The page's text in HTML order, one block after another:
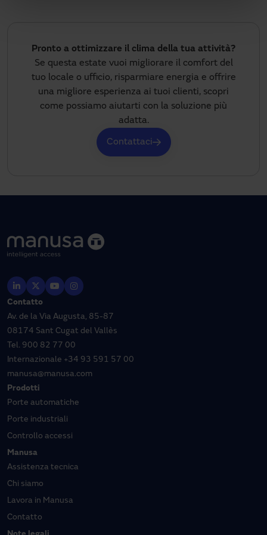
Pronto a ottimizzare il clima della tua attività?
Se questa estate vuoi migliorare il comfort del
tuo locale o ufficio, risparmiare energia e offrire
una migliore esperienza ai tuoi clienti, scopri
come possiamo aiutarti con la soluzione più
adatta.
Contattaci
Contatto
Av. de la Via Augusta, 85-87
08174 Sant Cugat del Vallès
Tel. 900 82 77 00
Internazionale +34 93 591 57 00
manusa@manusa.com
Prodotti
Porte automatiche
Porte industriali
Controllo accessi
Manusa
Assistenza tecnica
Chi siamo
Lavora in Manusa
Contatto